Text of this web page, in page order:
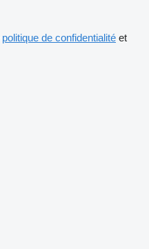
politique de confidentialité et